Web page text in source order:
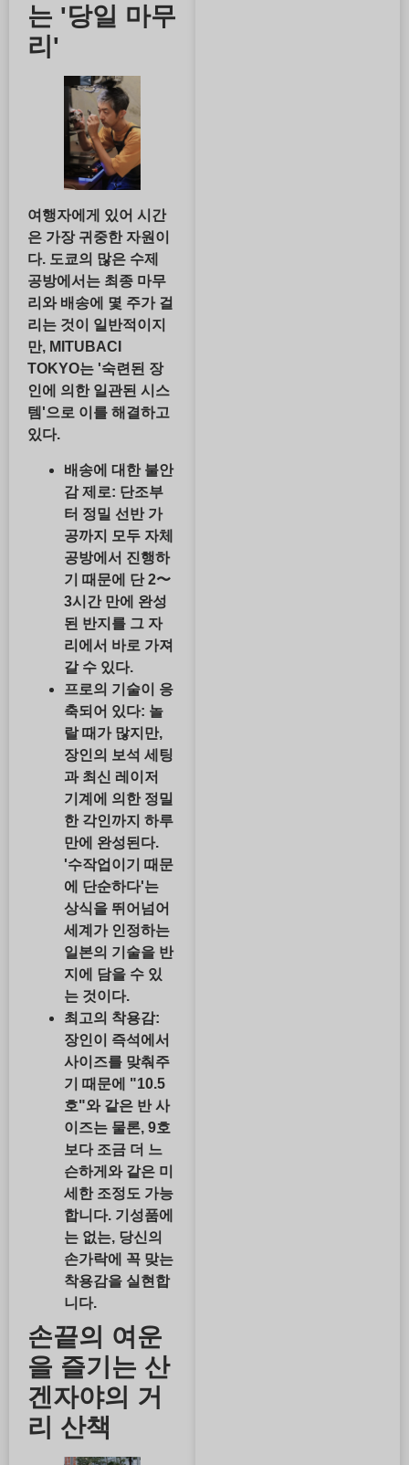
는 '당일 마무
리'
여행자에게 있어 시간
은 가장 귀중한 자원이
다. 도쿄의 많은 수제
공방에서는 최종 마무
리와 배송에 몇 주가 걸
리는 것이 일반적이지
만, MITUBACI
TOKYO는 '숙련된 장
인에 의한 일관된 시스
템'으로 이를 해결하고
있다.
배송에 대한 불안
감 제로: 단조부
터 정밀 선반 가
공까지 모두 자체
공방에서 진행하
기 때문에 단 2〜
3시간 만에 완성
된 반지를 그 자
리에서 바로 가져
갈 수 있다.
프로의 기술이 응
축되어 있다: 놀
랄 때가 많지만,
장인의 보석 세팅
과 최신 레이저
기계에 의한 정밀
한 각인까지 하루
만에 완성된다.
'수작업이기 때문
에 단순하다'는
상식을 뛰어넘어
세계가 인정하는
일본의 기술을 반
지에 담을 수 있
는 것이다.
최고의 착용감:
장인이 즉석에서
사이즈를 맞춰주
기 때문에 "10.5
호"와 같은 반 사
이즈는 물론, 9호
보다 조금 더 느
슨하게 와 같은 미
세한 조정도 가능
합니다. 기성품에
는 없는, 당신의
손가락에 꼭 맞는
착용감을 실현합
니다.
손끝의 여운
을 즐기는 산
겐자야의 거
리 산책